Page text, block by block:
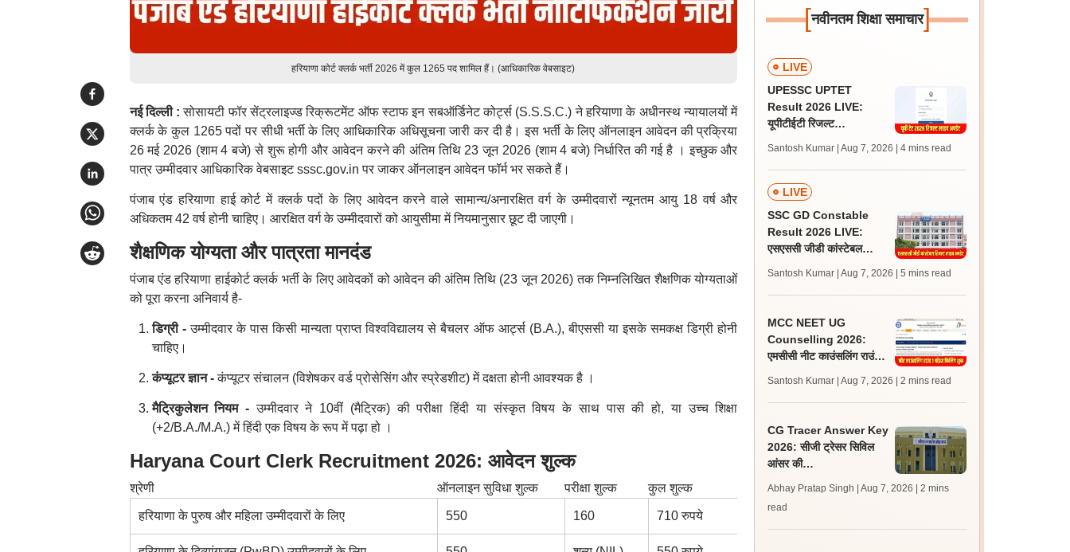
हरियाणा कोर्ट क्लर्क भर्ती 2026 में कुल 1265 पद शामिल हैं। (आधिकारिक वेबसाइट)
नई दिल्ली : सोसायटी फॉर सेंट्रलाइज्ड रिक्रूटमेंट ऑफ स्टाफ इन सबऑर्डिनेट कोर्ट्स (S.S.S.C.) ने हरियाणा के अधीनस्थ न्यायालयों में
क्लर्क के कुल 1265 पदों पर सीधी भर्ती के लिए आधिकारिक अधिसूचना जारी कर दी है। इस भर्ती के लिए ऑनलाइन आवेदन की प्रक्रिया
26 मई 2026 (शाम 4 बजे) से शुरू होगी और आवेदन करने की अंतिम तिथि 23 जून 2026 (शाम 4 बजे) निर्धारित की गई है । इच्छुक और
पात्र उम्मीदवार आधिकारिक वेबसाइट sssc.gov.in पर जाकर ऑनलाइन आवेदन फॉर्म भर सकते हैं।
पंजाब एंड हरियाणा हाई कोर्ट में क्लर्क पदों के लिए आवेदन करने वाले सामान्य/अनारक्षित वर्ग के उम्मीदवारों न्यूनतम आयु 18 वर्ष और
अधिकतम 42 वर्ष होनी चाहिए। आरक्षित वर्ग के उम्मीदवारों को आयुसीमा में नियमानुसार छूट दी जाएगी।
शैक्षणिक योग्यता और पात्रता मानदंड
पंजाब एंड हरियाणा हाईकोर्ट क्लर्क भर्ती के लिएआवेदकों को आवेदन की अंतिम तिथि (23 जून 2026) तक निम्नलिखित शैक्षणिक योग्यताओं
को पूरा करना अनिवार्य है-
डिग्री -उम्मीदवार के पास किसी मान्यता प्राप्त विश्वविद्यालय से बैचलर ऑफ आर्ट्स (B.A.), बीएससी या इसके समकक्ष डिग्री होनी
चाहिए।
कंप्यूटर ज्ञान -कंप्यूटर संचालन (विशेषकर वर्ड प्रोसेसिंग और स्प्रेडशीट) में दक्षता होनी आवश्यक है ।
मैट्रिकुलेशन नियम -उम्मीदवार ने 10वीं (मैट्रिक) की परीक्षा हिंदी या संस्कृत विषय के साथ पास की हो, या उच्च शिक्षा
(+2/B.A./M.A.) में हिंदी एक विषय के रूप में पढ़ा हो ।
Haryana Court Clerk Recruitment 2026: आवेदन शुल्क
श्रेणी ऑनलाइन सुविधा शुल्क परीक्षा शुल्क कुल शुल्क
हरियाणा के पुरुष और महिला उम्मीदवारों के लिए 550 160 710 रुपये
[नवीनतम शिक्षा समाचार]
LIVE
UPESSC UPTET
Result 2026 LIVE:
यूपीटीईटी रिजल्ट
जल्द, जानें लेटेस्ट अपडेट,
पासिंग मार्क्स
Santosh Kumar | Aug 7, 2026 | 4 mins read
LIVE
SSC GD Constable
Result 2026 LIVE:
एसएससी जीडी कांस्टेबल
लेटेस्ट अपडेट, स्कोरकार्ड लिंक
Santosh Kumar | Aug 7, 2026 | 5 mins read
MCC NEET UG
Counselling 2026:
एमसीसी नीट काउंसलिंग राउंड
सीट मैट्रिक्स भी जारी
Santosh Kumar | Aug 7, 2026 | 2 mins read
CG Tracer Answer Key
2026: सीजी ट्रेसर सिविल
आंसर की
पर जारी, 13 अगस्त तक उठाएं
आपत्ति
Abhay Pratap Singh | Aug 7, 2026
| 2 mins
read